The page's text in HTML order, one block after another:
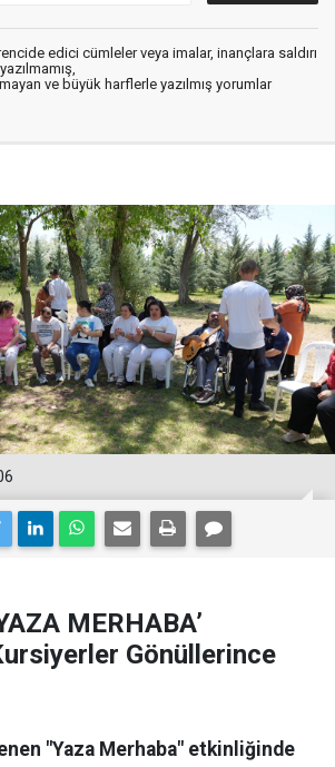
edici cümleler veya imalar, inançlara saldırı
ve büyük harflerle yazılmış yorumlar
MERHABA’
Gönüllerince
"Yaza Merhaba" etkinliğinde